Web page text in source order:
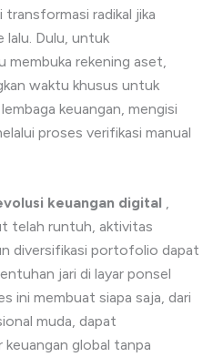
transformasi radikal jika
lalu. Dulu, untuk
membuka rekening aset,
waktu khusus untuk
keuangan, mengisi
proses verifikasi manual
keuangan digital ,
telah runtuh, aktivitas
diversifikasi portofolio dapat
jari di layar ponsel
ini membuat siapa saja, dari
muda, dapat
keuangan global tanpa